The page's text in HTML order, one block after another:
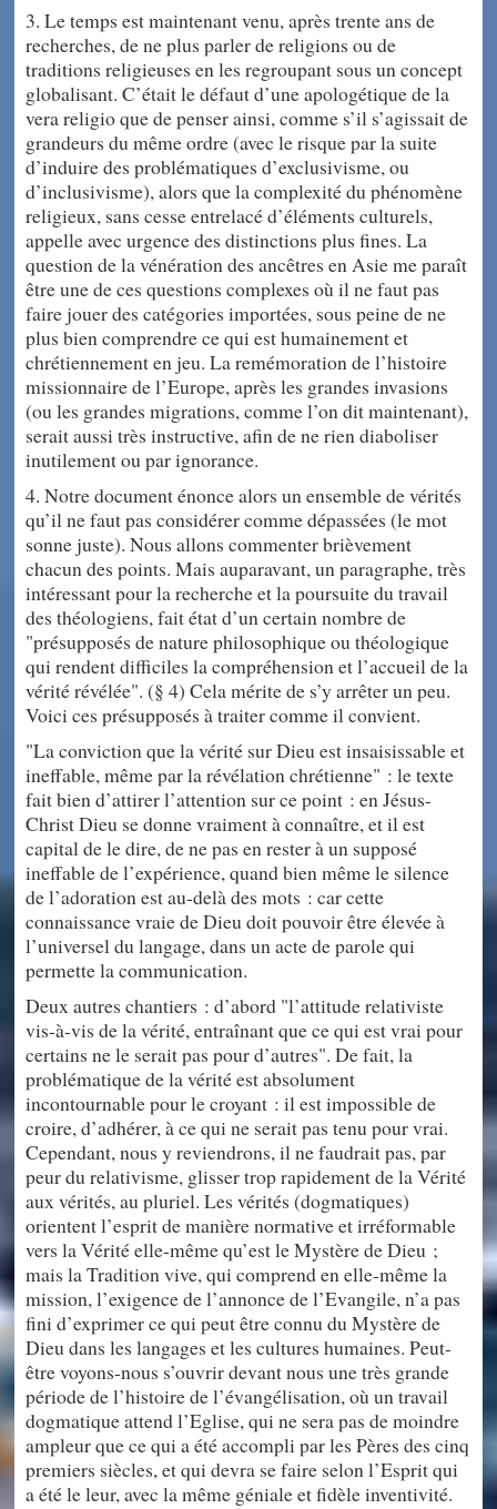
3. Le temps est maintenant venu, après trente ans de
recherches, de ne plus parler de religions ou de
traditions religieuses en les regroupant sous un concept
globalisant. C’était le défaut d’une apologétique de la
vera religio que de penser ainsi, comme s’il s’agissait de
grandeurs du même ordre (avec le risque par la suite
d’induire des problématiques d’exclusivisme, ou
d’inclusivisme), alors que la complexité du phénomène
religieux, sans cesse entrelacé d’éléments culturels,
appelle avec urgence des distinctions plus fines. La
question de la vénération des ancêtres en Asie me paraît
être une de ces questions complexes où il ne faut pas
faire jouer des catégories importées, sous peine de ne
plus bien comprendre ce qui est humainement et
chrétiennement en jeu. La remémoration de l’histoire
missionnaire de l’Europe, après les grandes invasions
(ou les grandes migrations, comme l’on dit maintenant),
serait aussi très instructive, afin de ne rien diaboliser
inutilement ou par ignorance.
4. Notre document énonce alors un ensemble de vérités
qu’il ne faut pas considérer comme dépassées (le mot
sonne juste). Nous allons commenter brièvement
chacun des points. Mais auparavant, un paragraphe, très
intéressant pour la recherche et la poursuite du travail
des théologiens, fait état d’un certain nombre de
"présupposés de nature philosophique ou théologique
qui rendent difficiles la compréhension et l’accueil de la
vérité révélée". (§ 4) Cela mérite de s’y arrêter un peu.
Voici ces présupposés à traiter comme il convient.
"La conviction que la vérité sur Dieu est insaisissable et
ineffable, même par la révélation chrétienne" : le texte
fait bien d’attirer l’attention sur ce point : en Jésus-
Christ Dieu se donne vraiment à connaître, et il est
capital de le dire, de ne pas en rester à un supposé
ineffable de l’expérience, quand bien même le silence
de l’adoration est au-delà des mots : car cette
connaissance vraie de Dieu doit pouvoir être élevée à
l’universel du langage, dans un acte de parole qui
permette la communication.
Deux autres chantiers : d’abord "l’attitude relativiste
vis-à-vis de la vérité, entraînant que ce qui est vrai pour
certains ne le serait pas pour d’autres". De fait, la
problématique de la vérité est absolument
incontournable pour le croyant : il est impossible de
croire, d’adhérer, à ce qui ne serait pas tenu pour vrai.
Cependant, nous y reviendrons, il ne faudrait pas, par
peur du relativisme, glisser trop rapidement de la Vérité
aux vérités, au pluriel. Les vérités (dogmatiques)
orientent l’esprit de manière normative et irréformable
vers la Vérité elle-même qu’est le Mystère de Dieu ;
mais la Tradition vive, qui comprend en elle-même la
mission, l’exigence de l’annonce de l’Evangile, n’a pas
fini d’exprimer ce qui peut être connu du Mystère de
Dieu dans les langages et les cultures humaines. Peut-
être voyons-nous s’ouvrir devant nous une très grande
période de l’histoire de l’évangélisation, où un travail
dogmatique attend l’Eglise, qui ne sera pas de moindre
ampleur que ce qui a été accompli par les Pères des cinq
premiers siècles, et qui devra se faire selon l’Esprit qui
a été le leur, avec la même géniale et fidèle inventivité.